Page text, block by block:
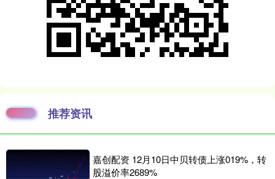
推荐资讯
嘉创配资 12月10日中贝转债上涨019%，转
股溢价率2689%